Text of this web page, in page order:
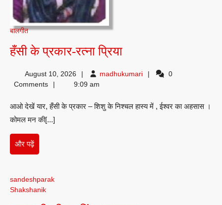
बालगीत
हँसी के प्रकार-रत्ना प्रियाहँसी
प्रकार-
प्रिया
August 10, 2026 madhukumarimadhukumari
0
Comments
9:09 am
आओ देखें यार, हँसी के प्रकार – शिशु के निश्चल हास्य में , ईश्वर का अहसास ।
कोमल मन की[...]
और पढ़ेंऔर
पढ़ें
sandeshparak
Shakshanik